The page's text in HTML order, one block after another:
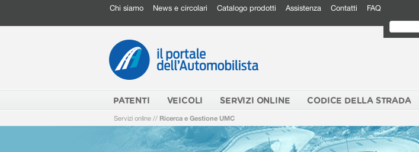
Chi siamo News e circolari Catalogo prodotti Assistenza Contatti FAQ
PATENTI VEICOLI SERVIZI ONLINE CODICE DELLA STRADA
Servizi online // Ricerca e Gestione UMC